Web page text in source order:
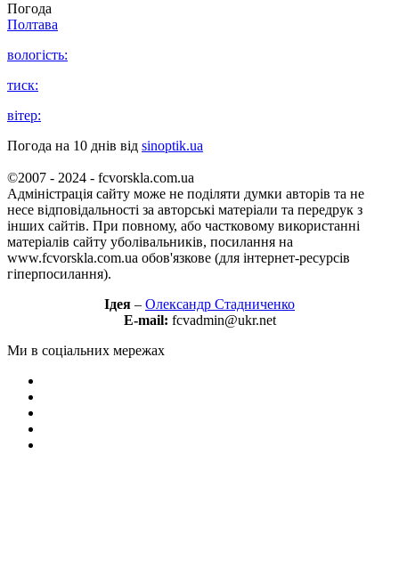
Погода
Полтава
вологість:
тиск:
вітер:
Погода на 10 днів від sinoptik.ua
©2007 - 2024 - fcvorskla.com.ua
Адміністрація сайту може не поділяти думки авторів та не
несе відповідальності за авторські матеріали та передрук з
інших сайтів. При повному, або частковому використанні
матеріалів сайту уболівальників, посилання на
www.fcvorskla.com.ua обов'язкове (для інтернет-ресурсів
гіперпосилання).
Ідея – Олександр Стадниченко
E-mail: fcvadmin@ukr.net
Ми в соціальних мережах